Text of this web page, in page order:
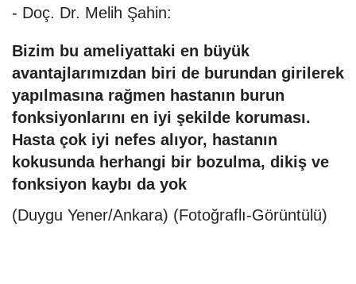
- Doç. Dr. Melih Şahin:
Bizim bu ameliyattaki en büyük
avantajlarımızdan biri de burundan girilerek
yapılmasına rağmen hastanın burun
fonksiyonlarını en iyi şekilde koruması.
Hasta çok iyi nefes alıyor, hastanın
kokusunda herhangi bir bozulma, dikiş ve
fonksiyon kaybı da yok
(Duygu Yener/Ankara) (Fotoğraflı-Görüntülü)